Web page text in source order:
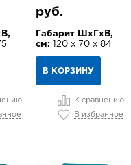
руб.
Габарит ШхГхВ,
см: 120 х 70 х 84
В КОРЗИНУ
К сравнению
В избранное